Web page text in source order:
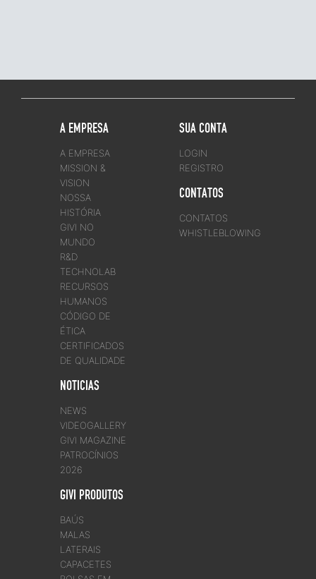
A EMPRESA
A EMPRESA
MISSION &
VISION
NOSSA
HISTÓRIA
GIVI NO
MUNDO
R&D
TECHNOLAB
RECURSOS
HUMANOS
CÓDIGO DE
ÉTICA
CERTIFICADOS
DE QUALIDADE
NOTICIAS
NEWS
VIDEOGALLERY
GIVI MAGAZINE
PATROCÍNIOS
2026
GIVI PRODUTOS
BAÚS
MALAS
LATERAIS
CAPACETES
SUA CONTA
LOGIN
REGISTRO
CONTATOS
CONTATOS
WHISTLEBLOWING